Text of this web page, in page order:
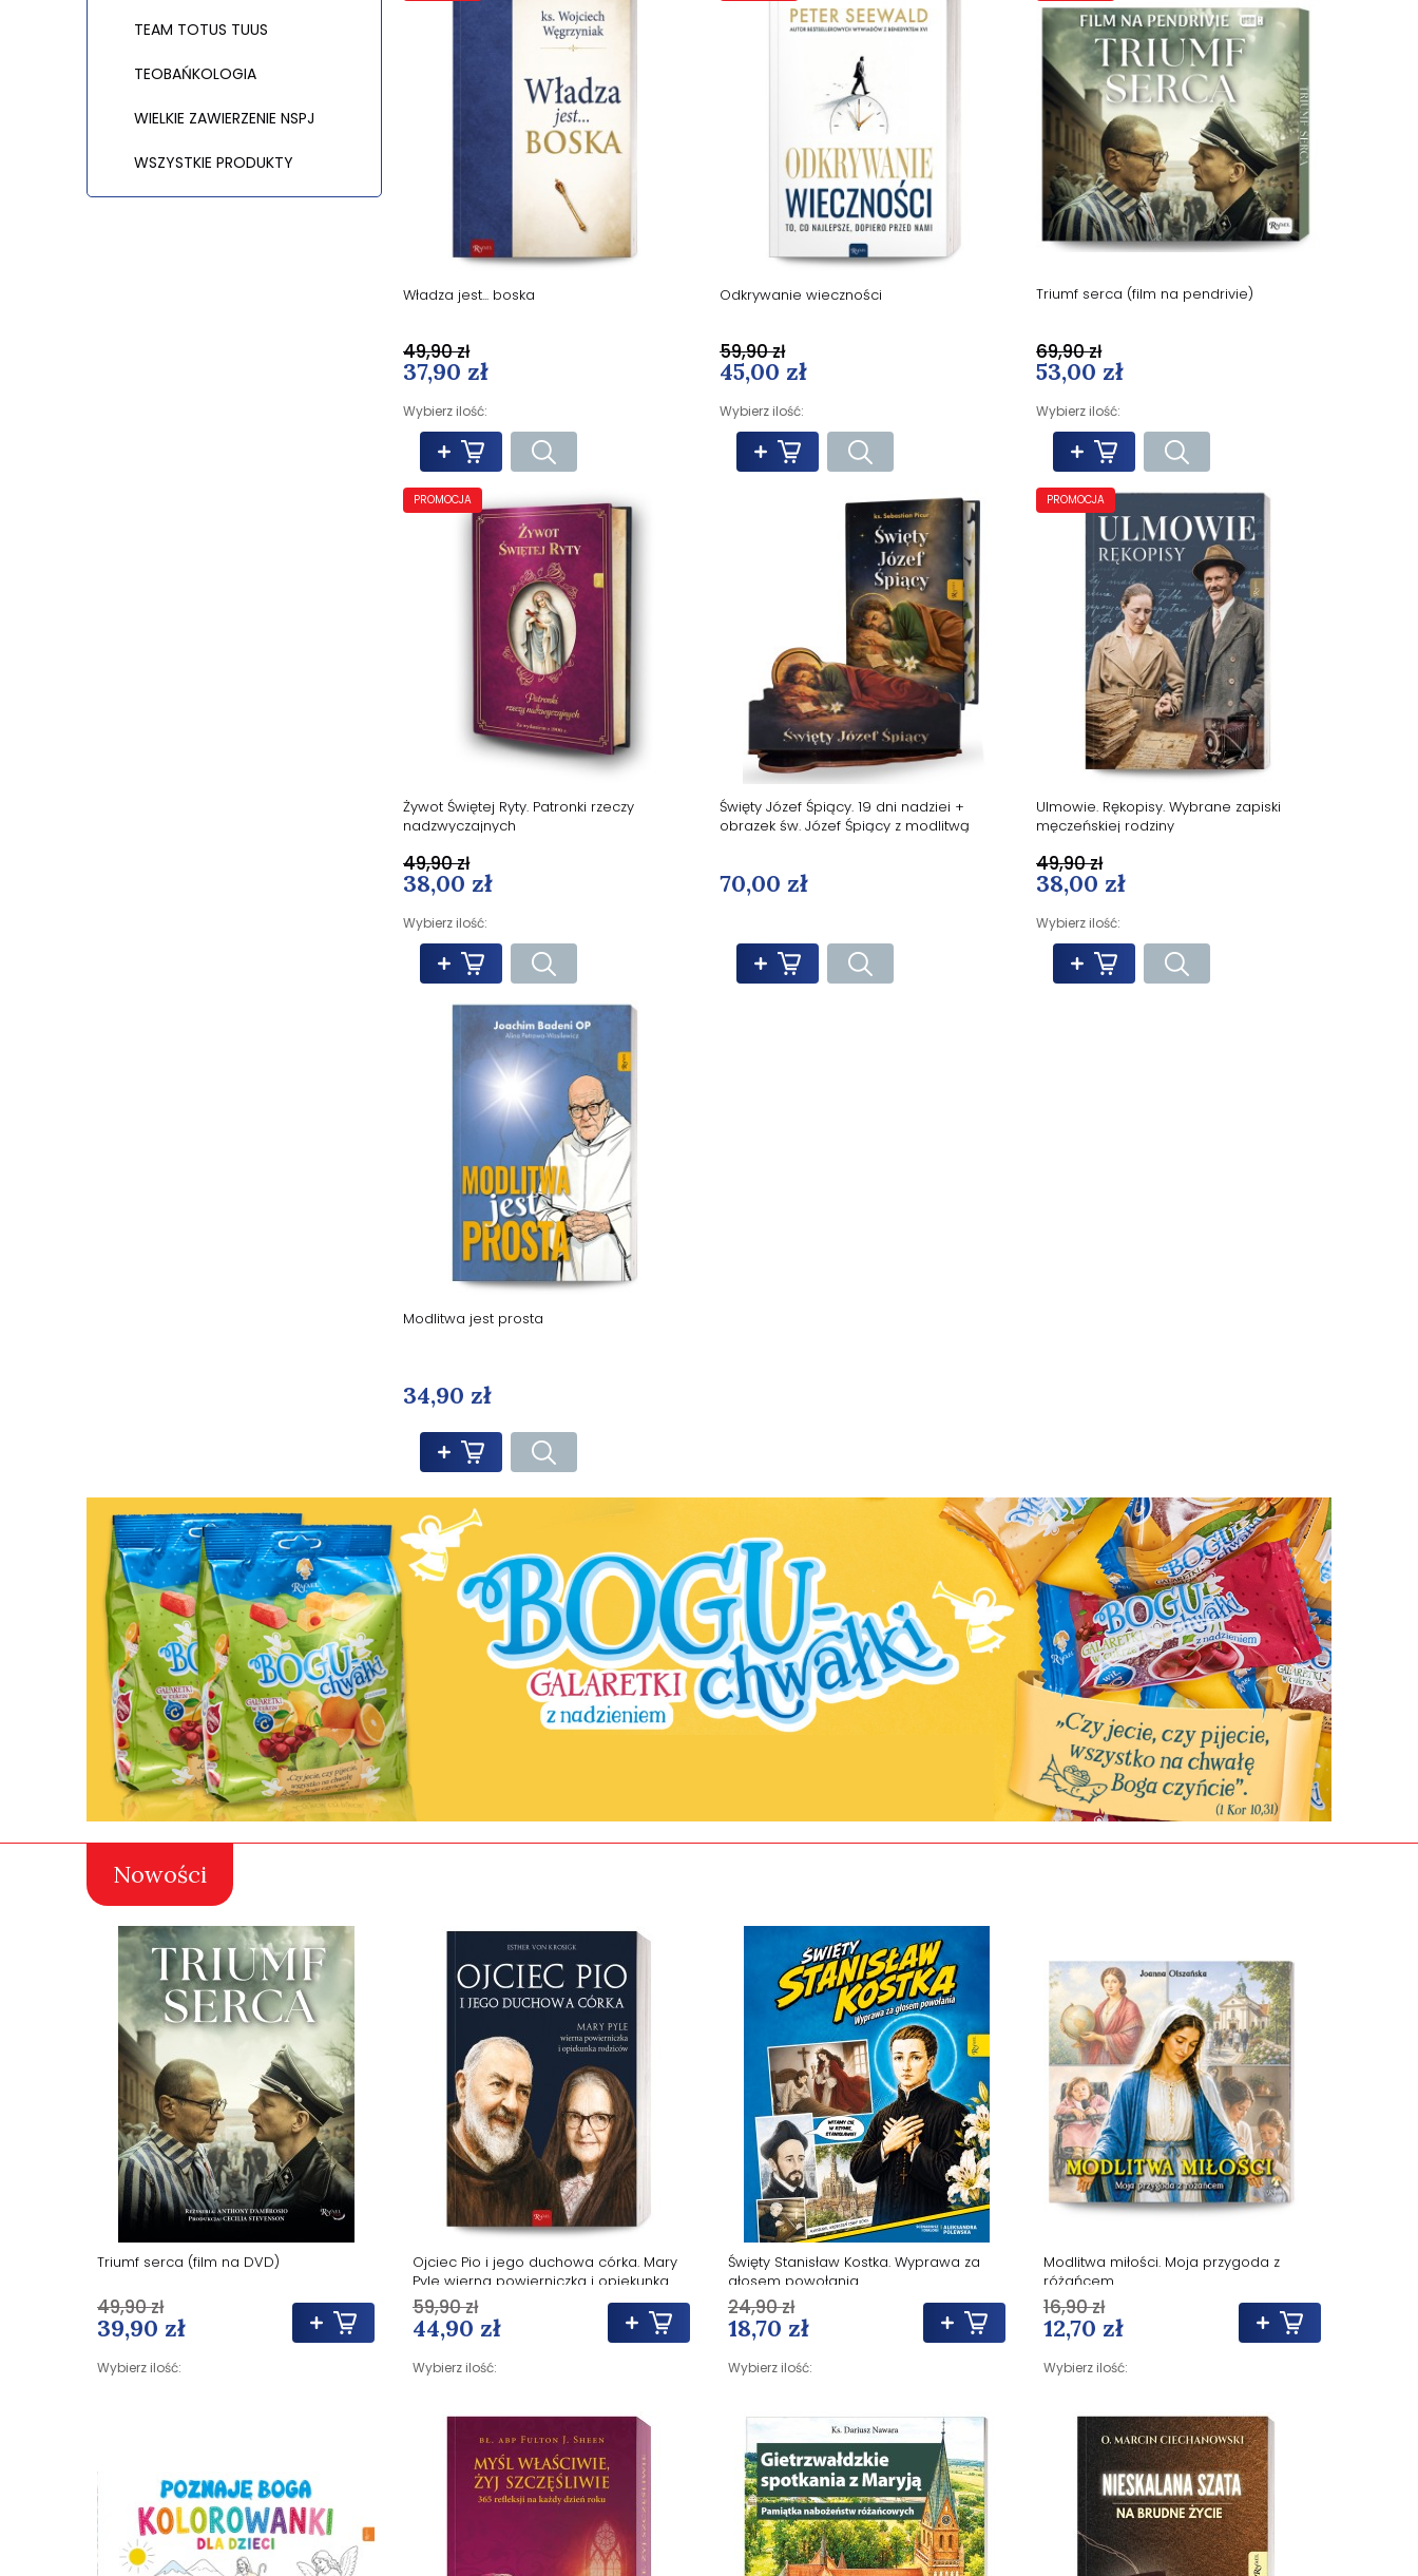
TEAM TOTUS TUUS
TEOBAŃKOLOGIA
WIELKIE ZAWIERZENIE NSPJ
WSZYSTKIE PRODUKTY
Władza jest... boska
37,90 zł
Wybierz ilość:
49,90 zł
Odkrywanie wieczności
45,00 zł
Wybierz ilość:
59,90 zł
Triumf serca (film na pendrivie)
53,00 zł
Wybierz ilość:
69,90 zł
Żywot Świętej Ryty. Patronki rzeczy
nadzwyczajnych
38,00 zł
Wybierz ilość:
49,90 zł
PROMOCJA
Święty Józef Śpiący. 19 dni nadziei +
obrazek św. Józef Śpiący z modlitwą
70,00 zł
Ulmowie. Rękopisy. Wybrane zapiski
męczeńskiej rodziny
38,00 zł
Wybierz ilość:
49,90 zł
PROMOCJA
Modlitwa jest prosta
34,90 zł
Nowości
Triumf serca (film na DVD)
39,90 zł
Wybierz ilość:
49,90 zł
Ojciec Pio i jego duchowa córka. Mary
Pyle wierna powierniczka i opiekunka
rodziców
44,90 zł
Wybierz ilość:
59,90 zł
Święty Stanisław Kostka. Wyprawa za
głosem powołania
18,70 zł
Wybierz ilość:
24,90 zł
Modlitwa miłości. Moja przygoda z
różańcem
12,70 zł
Wybierz ilość:
16,90 zł